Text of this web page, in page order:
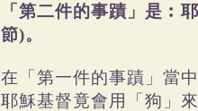
「第二件的事蹟」是︰
節)。
在「第一件的事蹟」當
耶穌基督竟會用「狗」